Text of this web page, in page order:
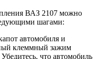
ВАЗ 2107 можно
шагами:
автомобиля и
клеммный зажим
что автомобиль